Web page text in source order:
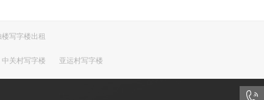
写字楼出租
中关村写字楼 亚运村写字楼